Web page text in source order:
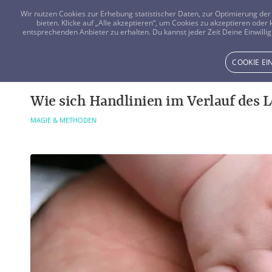
Wie sich Handlinien im Verlauf des
MAGIE & METHODEN
Wir nutzen Cookies zur Erhebung statistischer Daten, zur Optimierung
bieten. Klicke auf „Alle akzeptieren“, um Cookies zu akzeptieren
entsprechenden Anbieter zu erhalten. Du kannst jeder Zeit Deine
COOKIE